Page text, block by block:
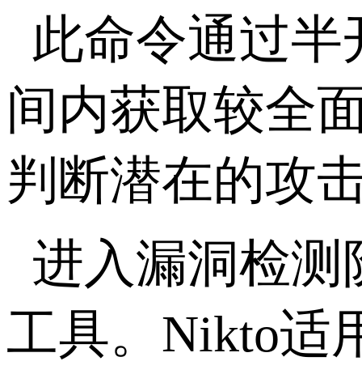
此命令通过
间内获取较全
判断潜在的攻
进入漏洞检测
工具。 Nikto适